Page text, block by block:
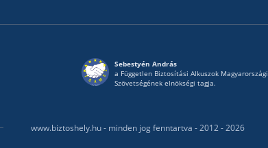
Sebestyén András
a Független Biztosítási Alkuszok Magyarországi
Szövetségének elnökségi tagja.
www.biztoshely.hu - minden jog fenntartva - 2012 - 2026